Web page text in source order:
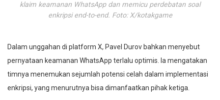
klaim keamanan WhatsApp dan memicu perdebatan soal
enkripsi end-to-end. Foto: X/kotakgame
Dalam unggahan di platform X, Pavel Durov bahkan menyebut
pernyataan keamanan WhatsApp terlalu optimis. Ia mengatakan
timnya menemukan sejumlah potensi celah dalam implementasi
enkripsi, yang menurutnya bisa dimanfaatkan pihak ketiga.